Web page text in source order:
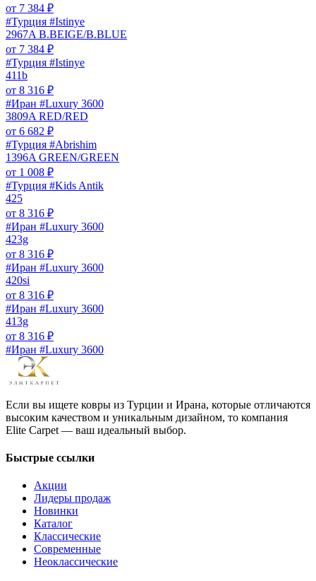
от 7 384 ₽
#Турция #Istinye
2967A B.BEIGE/B.BLUE
от 7 384 ₽
#Турция #Istinye
411b
от 8 316 ₽
#Иран #Luxury 3600
3809A RED/RED
от 6 682 ₽
#Турция #Abrishim
1396A GREEN/GREEN
от 1 008 ₽
#Турция #Kids Antik
425
от 8 316 ₽
#Иран #Luxury 3600
423g
от 8 316 ₽
#Иран #Luxury 3600
420si
от 8 316 ₽
#Иран #Luxury 3600
413g
от 8 316 ₽
#Иран #Luxury 3600
Если вы ищете ковры из Турции и Ирана, которые отличаются
высоким качеством и уникальным дизайном, то компания
Elite Carpet — ваш идеальный выбор.
Быстрые ссылки
Акции
Лидеры продаж
Новинки
Каталог
Классические
Современные
Неоклассические